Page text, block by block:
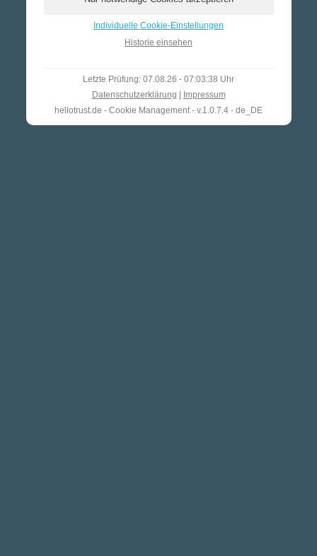
Individuelle Cookie-Einstellungen
Historie einsehen
Letzte Prüfung: 07.08.26 - 07:03:38 Uhr
Datenschutzerklärung | Impressum
hellotrust.de - Cookie Management - v.1.0.7.4 - de_DE